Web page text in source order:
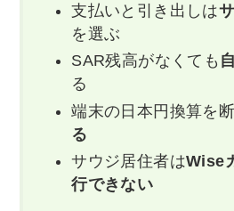
支払いと引き出しは
を選ぶ
SAR残高がなくても
る
端末の日本円換算を
る
サウジ居住者はWise
行できない